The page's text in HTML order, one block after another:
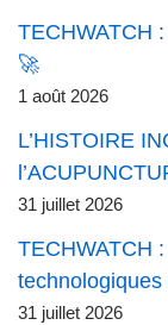
TECHWATCH
🚀
1 août 2026
L’HISTOIRE
31 juillet 2026
TECHWATCH
31 juillet 2026